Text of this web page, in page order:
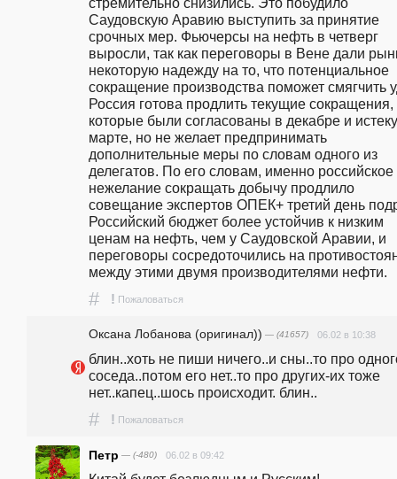
Саудовскую Аравию выступить за принятие
срочных мер. Фьючерсы на нефть в четверг
выросли, так как переговоры в Вене дали
некоторую надежду на то, что потенциальное
сокращение производства поможет смягчить
Россия готова продлить текущие сокращения,
которые были согласованы в декабре и
марте, но не желает предпринимать
дополнительные меры по словам одного из
делегатов. По его словам, именно российское
нежелание сокращать добычу продлило
совещание экспертов ОПЕК+ третий день
Российский бюджет более устойчив к низким
ценам на нефть, чем у Саудовской Аравии, и
переговоры сосредоточились на
между этими двумя производителями нефти.
# ! Пожаловаться
Оксана Лобанова (оригинал)) — (41657) 06.02 в 10:38
блин..хоть не пиши ничего..и сны..то про
соседа..потом его нет..то про других-их тоже
нет..капец..шось происходит. блин..
# ! Пожаловаться
Петр — (-480) 06.02 в 09:42